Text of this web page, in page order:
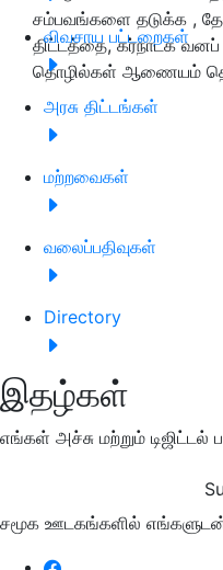
விவசாய பட்டறைகள்
அரசு திட்டங்கள்
மற்றவைகள்
வலைப்பதிவுகள்
Directory
இதழ்கள்
எங்கள் அச்சு மற்றும் டிஜிட்டல்
சமூக ஊடகங்களில்
சம்பவங்களை தடுக்க ,
திட்டத்தை, கர்நாடக வனப்
தொழில்கள் ஆணையம்